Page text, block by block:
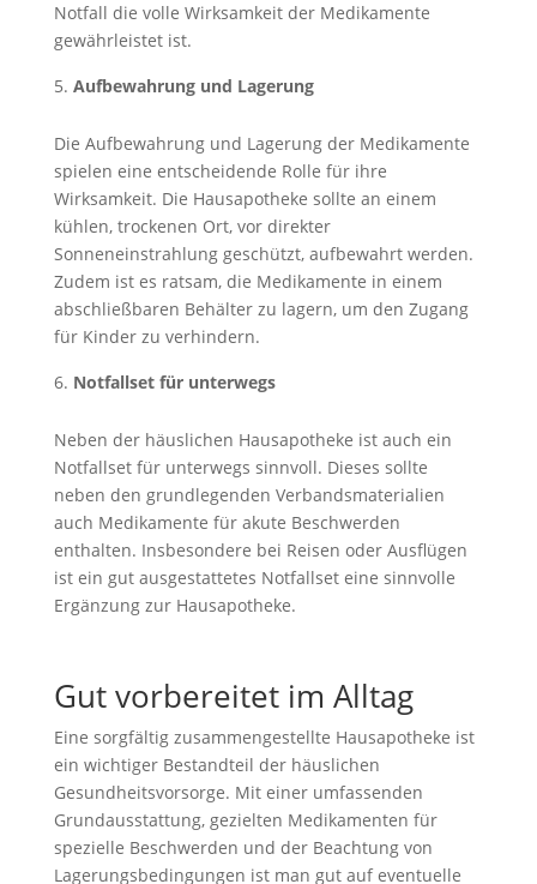
Notfall die volle Wirksamkeit der Medikamente
gewährleistet ist.
Aufbewahrung und Lagerung
Die Aufbewahrung und Lagerung der Medikamente
spielen eine entscheidende Rolle für ihre
Wirksamkeit. Die Hausapotheke sollte an einem
kühlen, trockenen Ort, vor direkter
Sonneneinstrahlung geschützt, aufbewahrt werden.
Zudem ist es ratsam, die Medikamente in einem
abschließbaren Behälter zu lagern, um den Zugang
für Kinder zu verhindern.
Notfallset für unterwegs
Neben der häuslichen Hausapotheke ist auch ein
Notfallset für unterwegs sinnvoll. Dieses sollte
neben den grundlegenden Verbandsmaterialien
auch Medikamente für akute Beschwerden
enthalten. Insbesondere bei Reisen oder Ausflügen
ist ein gut ausgestattetes Notfallset eine sinnvolle
Ergänzung zur Hausapotheke.
Gut vorbereitet im Alltag
Eine sorgfältig zusammengestellte Hausapotheke ist
ein wichtiger Bestandteil der häuslichen
Gesundheitsvorsorge. Mit einer umfassenden
Grundausstattung, gezielten Medikamenten für
spezielle Beschwerden und der Beachtung von
Lagerungsbedingungen ist man gut auf eventuelle